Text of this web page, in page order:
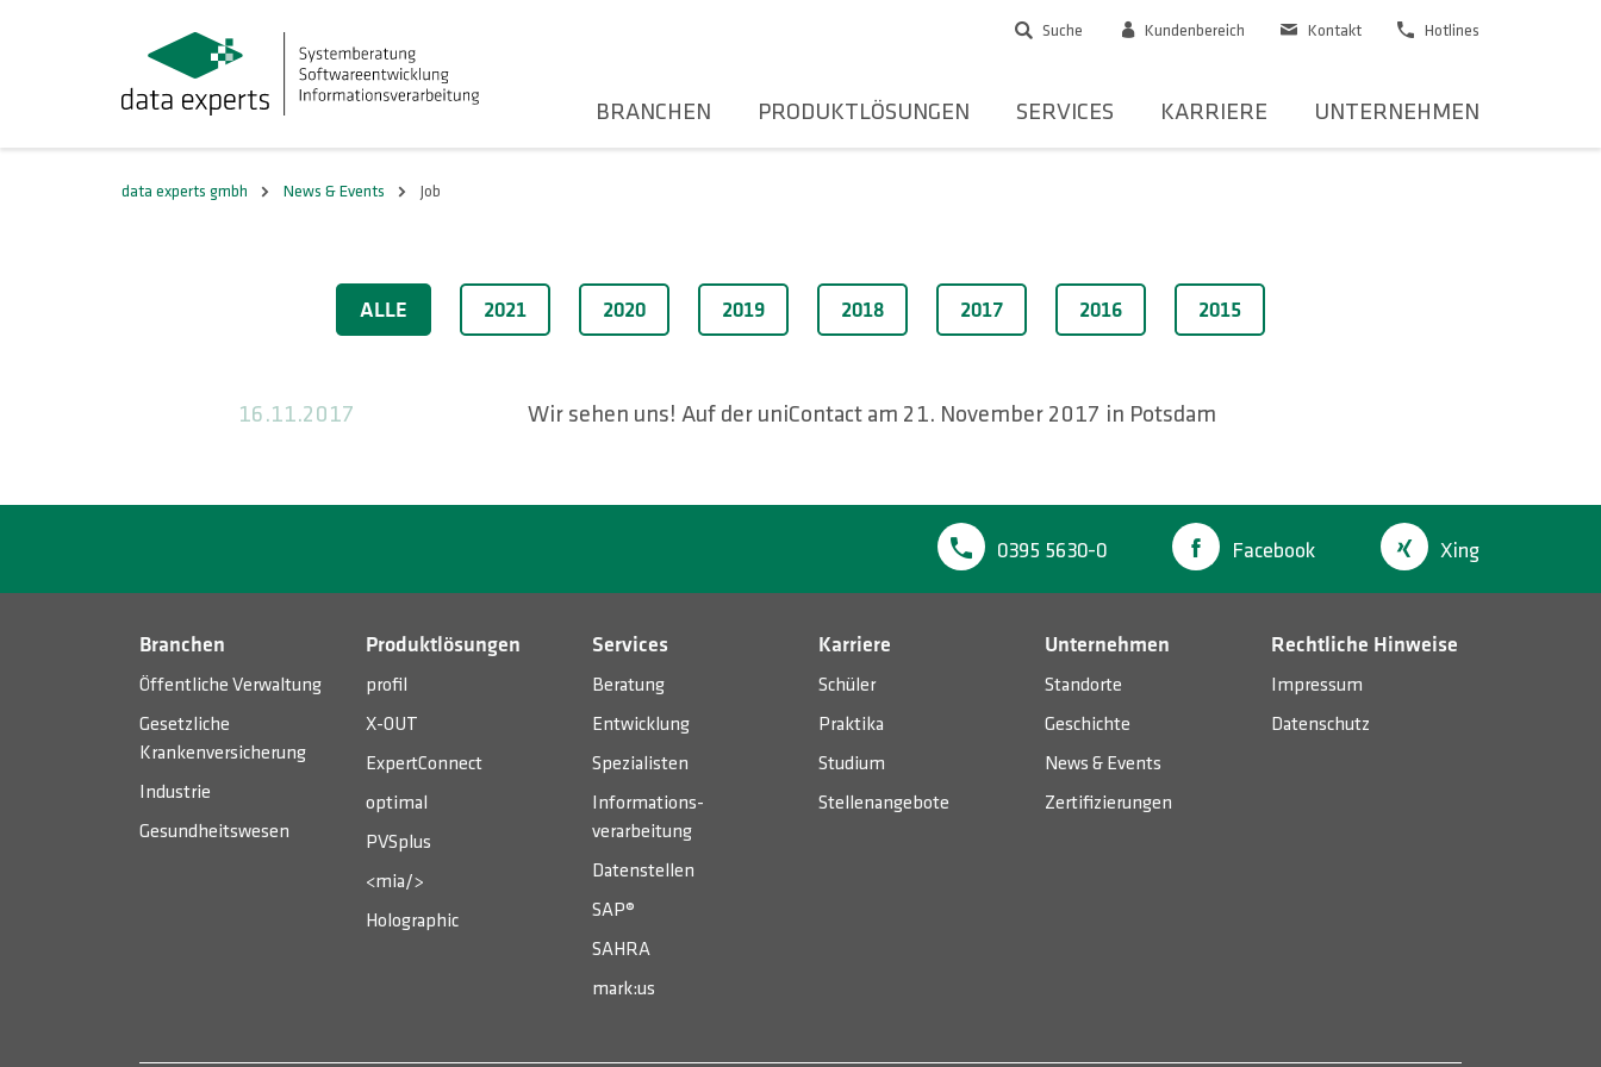
BRANCHEN PRODUKTLÖSUNGEN SERVICES KARRIERE UNTERNEHMEN
Kundenbereich Kontakt Hotlines
Suche
data experts gmbh News & Events Job
ALLE 2021 2020 2019 2018 2017 2016 2015
16.11.2017 Wir sehen uns! Auf der uniContact am 21. November 2017 in Potsdam
0395 5630-0 Facebook Xing
Branchen
Öffentliche Verwaltung
Gesetzliche
Krankenversicherung
Industrie
Gesundheitswesen
Produktlösungen
profil
X-OUT
ExpertConnect
optimal
PVSplus
<mia/>
Holographic
Services
Beratung
Entwicklung
Spezialisten
Informations­
verarbeitung
Datenstellen
SAP®
SAHRA
mark:us
Karriere
Schüler
Praktika
Studium
Stellenangebote
Unternehmen
Standorte
Geschichte
News & Events
Zertifizierungen
Rechtliche Hinweise
Impressum
Datenschutz